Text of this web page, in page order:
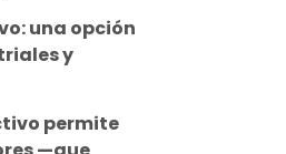
una opción
y
permite